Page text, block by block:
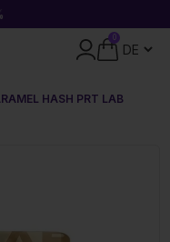
0
HASH PRT LAB